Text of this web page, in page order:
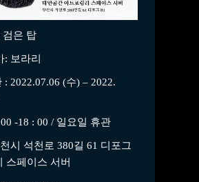
검은 탑
: 보라리
: 2022.07.06 (수) – 2022.
-18 : 00 / 일요일 휴관
시 석천로 380길 61 디포그
스페이스 서버